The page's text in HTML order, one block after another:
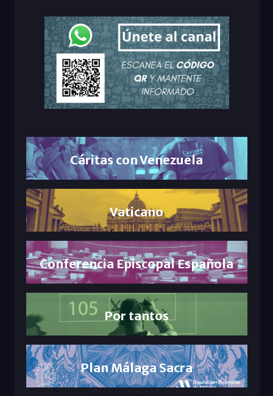
Cáritas con Venezuela
Vaticano
Conferencia Episcopal Española
Por tantos
Plan Málaga Sacra